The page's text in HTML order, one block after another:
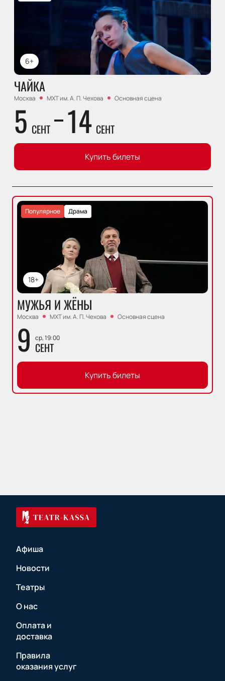
6+
ЧАЙКА
Москва МХТ им. А. П. Чехова Основная сцена
5 СЕНТ 14 СЕНТ
Купить билеты
18+
Драма
Популярное
МУЖЬЯ И ЖЁНЫ
Москва МХТ им. А. П. Чехова Основная сцена
9 ср, 19:00
СЕНТ
Купить билеты
Афиша
Новости
Театры
О нас
Оплата и
доставка
Правила
оказания услуг